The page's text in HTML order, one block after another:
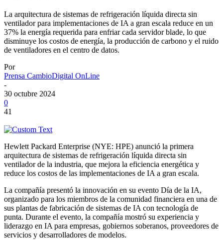
La arquitectura de sistemas de refrigeración líquida directa sin
ventilador para implementaciones de IA a gran escala reduce en un
37% la energía requerida para enfriar cada servidor blade, lo que
disminuye los costos de energía, la producción de carbono y el ruido
de ventiladores en el centro de datos.
Por
Prensa CambioDigital OnLine
-
30 octubre 2024
0
41
Hewlett Packard Enterprise (NYE: HPE) anunció la primera
arquitectura de sistemas de refrigeración líquida directa sin
ventilador de la industria, que mejora la eficiencia energética y
reduce los costos de las implementaciones de IA a gran escala.
La compañía presentó la innovación en su evento Día de la IA,
organizado para los miembros de la comunidad financiera en una de
sus plantas de fabricación de sistemas de IA con tecnología de
punta. Durante el evento, la compañía mostró su experiencia y
liderazgo en IA para empresas, gobiernos soberanos, proveedores de
servicios y desarrolladores de modelos.